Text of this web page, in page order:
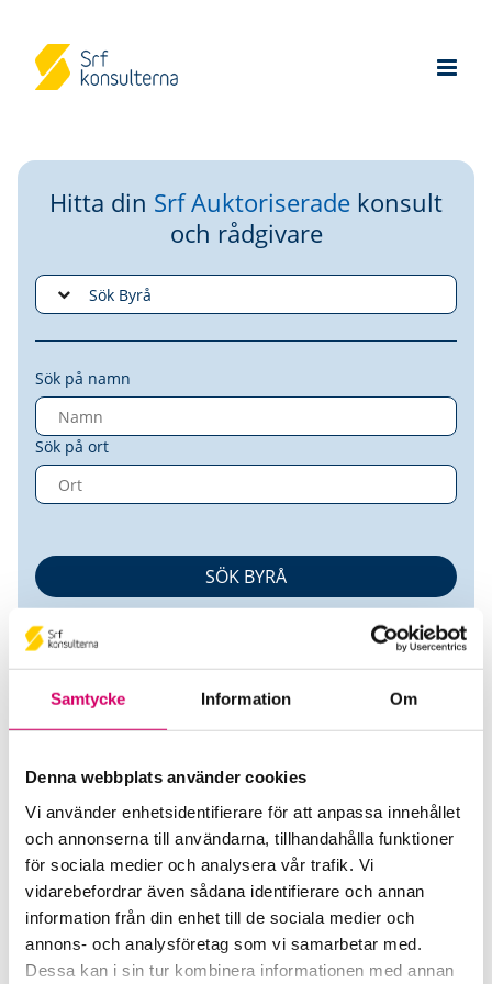
Samtycke Information Om
Denna webbplats använder cookies
Vi använder enhetsidentifierare för att anpassa innehållet
och annonserna till användarna, tillhandahålla funktioner
för sociala medier och analysera vår trafik. Vi
vidarebefordrar även sådana identifierare och annan
information från din enhet till de sociala medier och
annons- och analysföretag som vi samarbetar med.
Dessa kan i sin tur kombinera informationen med annan
Hitta din Srf Auktoriserade konsult
och rådgivare
Sök på namn
Sök på ort
Gun-Britt Eriksson
Auktoriserad Redovisningskonsult
Ludvig & Co AB
Skövde
Mobiltelefon